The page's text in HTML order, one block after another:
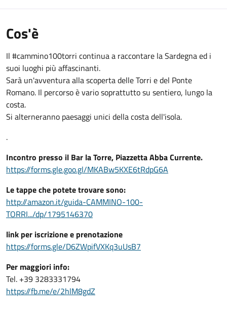
Cos'è
Il #cammino100torri continua a raccontare la Sardegna ed i
suoi luoghi più affascinanti.
Sarà un'avventura alla scoperta delle Torri e del Ponte
Romano. Il percorso è vario soprattutto su sentiero, lungo la
costa.
Si alterneranno paesaggi unici della costa dell'isola.
.
Incontro presso il Bar la Torre, Piazzetta Abba Currente.
https://forms.gle.goo.gl/MKABw5KXE6tRdpG6A
Le tappe che potete trovare sono:
http://amazon.it/guida-CAMMINO-100-
TORRI.../dp/1795146370
link per iscrizione e prenotazione
https://forms.gle/D6ZWpifVXKq3uUsB7
Per maggiori info:
Tel. +39 3283331794
https://fb.me/e/2hlM8gdZ